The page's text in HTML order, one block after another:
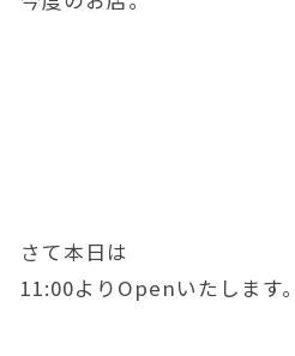
さて本日は
11:00よりOpenいたします。